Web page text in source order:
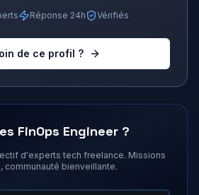
Réponse 24h Vérifiés
de ce profil ?
FinOps Engineer?
d'experts tech freelance. Missions
communauté bienveillante.